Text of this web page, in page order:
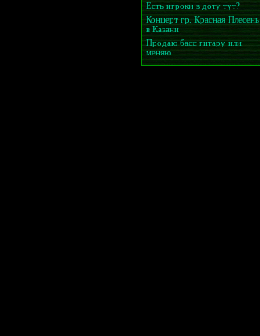
Есть игроки в доту тут?
Концерт гр. Красная Плесень
в Казани
Продаю басс гитару или
меняю